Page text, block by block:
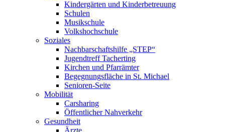
Kindergärten und Kinderbetreuung
Schulen
Musikschule
Volkshochschule
Soziales
Nachbarschaftshilfe „STEP“
Jugendtreff Tacherting
Kirchen und Pfarrämter
Begegnungsfläche in St. Michael
Senioren-Seite
Mobilität
Carsharing
Öffentlicher Nahverkehr
Gesundheit
Ärzte